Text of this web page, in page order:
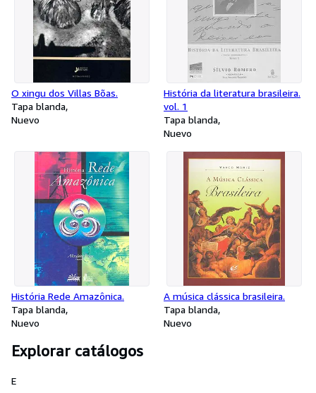
O xingu dos Villas Bõas.
Tapa blanda
Nuevo
História da literatura brasileira.
vol. 1
Tapa blanda
Nuevo
História Rede Amazônica.
Tapa blanda
Nuevo
A música clássica brasileira.
Tapa blanda
Nuevo
Explorar catálogos
E